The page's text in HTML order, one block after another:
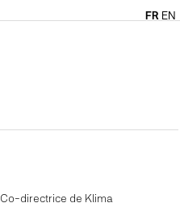
FR EN
Co-directrice de Klima